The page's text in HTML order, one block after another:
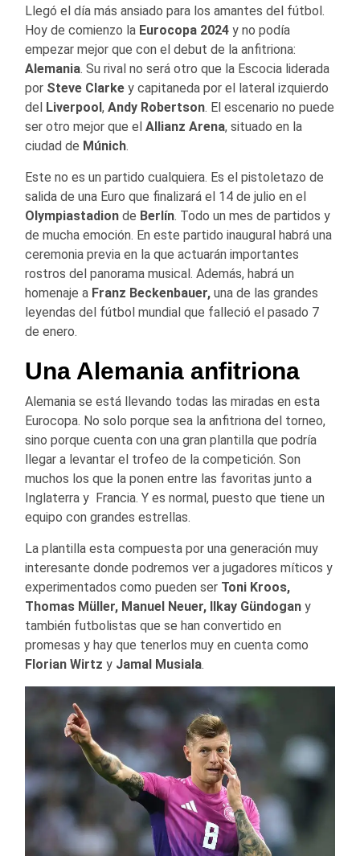
Llegó el día más ansiado para los amantes del fútbol.
Hoy de comienzo la Eurocopa 2024 y no podía
empezar mejor que con el debut de la anfitriona:
Alemania. Su rival no será otro que la Escocia liderada
por Steve Clarke y capitaneda por el lateral izquierdo
del Liverpool, Andy Robertson. El escenario no puede
ser otro mejor que el Allianz Arena, situado en la
ciudad de Múnich.
Este no es un partido cualquiera. Es el pistoletazo de
salida de una Euro que finalizará el 14 de julio en el
Olympiastadion de Berlín. Todo un mes de partidos y
de mucha emoción. En este partido inaugural habrá una
ceremonia previa en la que actuarán importantes
rostros del panorama musical. Además, habrá un
homenaje a Franz Beckenbauer, una de las grandes
leyendas del fútbol mundial que falleció el pasado 7
de enero.
Una Alemania anfitriona
Alemania se está llevando todas las miradas en esta
Eurocopa. No solo porque sea la anfitriona del torneo,
sino porque cuenta con una gran plantilla que podría
llegar a levantar el trofeo de la competición. Son
muchos los que la ponen entre las favoritas junto a
Inglaterra y Francia. Y es normal, puesto que tiene un
equipo con grandes estrellas.
La plantilla esta compuesta por una generación muy
interesante donde podremos ver a jugadores míticos y
experimentados como pueden ser Toni Kroos,
Thomas Müller, Manuel Neuer, Ilkay Gündogan y
también futbolistas que se han convertido en
promesas y hay que tenerlos muy en cuenta como
Florian Wirtz y Jamal Musiala.